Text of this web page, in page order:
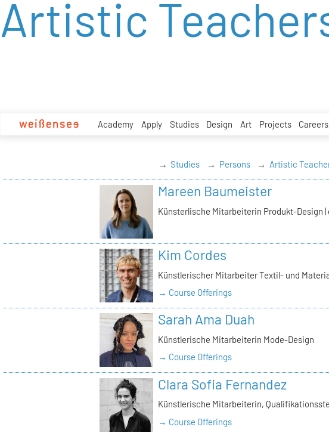
zum
Inhalt
Academy Apply Studies Design Art Projects Careers
Artistic
Studies Persons Artistic
Mareen Baumeister
Künsterlische Mitarbeiterin Produkt-Design |
Kim Cordes
Künstlerischer Mitarbeiter Textil- und
→ Course Offerings
Sarah Ama Duah
Künstlerische Mitarbeiterin Mode-Design
→ Course Offerings
Clara Sofia Fernandez
Künstlerische Mitarbeiterin,
→ Course Offerings